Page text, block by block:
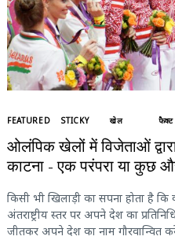
FEATURED STICKY खेल
ओलंपिक खेलों में विजेताओं
काटना – एक परंपरा या कुछ
किसी भी खिलाड़ी का सपना होता है
अंतराष्ट्रीय स्तर पर अपने देश का
जीतकर अपने देश का नाम गौरवान्वित